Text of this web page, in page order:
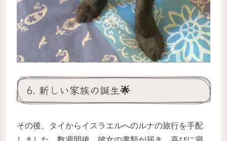
6. 新しい家族の誕生🌟
その後、タイからイスラエルへのルナの旅行を手配